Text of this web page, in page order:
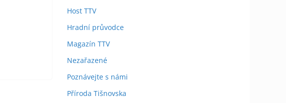
Host TTV
Hradní průvodce
Magazín TTV
Nezařazené
Poznávejte s námi
Příroda Tišnovska